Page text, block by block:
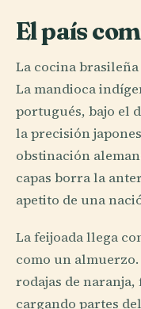
El país
La cocina
La mandioca
portugués, bajo el
la precisión
obstinación
capas borra la
apetito de una
La feijoada llega
como un almuerzo.
rodajas de
cargando partes